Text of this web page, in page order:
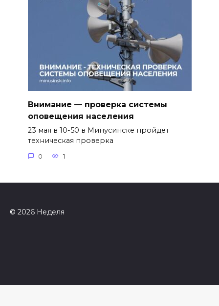
Внимание — проверка системы
оповещения населения
23 мая в 10-50 в Минусинске пройдет
техническая проверка
0 1
© 2026 Неделя